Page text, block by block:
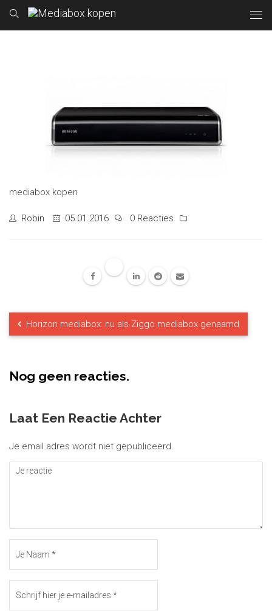
mediabox kopen
Robin 05.01.2016 0 Reacties
Horizon mediabox: nu als Ziggo mediabox genaamd
Nog geen reacties.
Laat Een Reactie Achter
Je email adres wordt niet gepubliceerd.